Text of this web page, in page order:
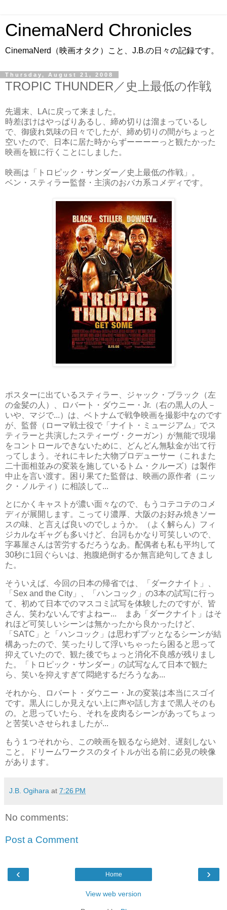
CinemaNerd Chronicles
CinemaNerd（映画オタク）こと、J.B.の日々の記録です。
Thursday, August 21, 2008
TROPIC THUNDER／史上最低の作戦
先週末、LAに戻って来ました。
時差ぼけはやっぱりあるし、締め切りは溜まっているし
で、御疲れ気味の日々でしたが、締め切りの間がちょっと
空いたので、日本に居た時からずーーーーっと観たかった
映画を観に行くことにしました。
映画は「トロピック・サンダー／史上最低の作戦」。
ベン・スティラー監督・主演のおバカ系コメディです。
ポスターに出ているスティラー、ジャック・ブラック（左
の金髪の人）、ロバート・ダウニー・Jr.（右の黒人の人－
いや、マジで...）は、ベトナムで戦争映画を撮影中なのです
が、監督（ローマ戦士役で「ナイト・ミュージアム」でス
ティラーと共演したスティーヴ・クーガン）が無能で現場
をコントロールできないために、どんどん無駄金が出て行
ってしまう。それにキレた大物プロデューサー（これまた
二十面相並みの変装を施しているトム・クルーズ）は製作
中止を言い渡す。困り果てた監督は、映画の原作者（ニッ
ク・ノルティ）に相談して...
とにかくキャストが濃い面々なので、もうコテコテのコメ
ディが展開します。こってり濃厚、大阪のお好み焼きソー
スの味、と言えば良いのでしょうか。（よく解らん）フィ
ジカルなギャグも多いけど、台詞もかなり可笑しいので、
字幕屋さんは苦労するだろうなあ。配偶者も私も平均して
30秒に1回ぐらいは、抱腹絶倒するか無言絶句してきまし
た。
そういえば、今回の日本の帰省では、「ダークナイト」、
「Sex and the City」、「ハンコック」の3本の試写に行っ
て、初めて日本でのマスコミ試写を体験したのですが、皆
さん、笑わないんですよねー... まあ「ダークナイト」はそ
れほど可笑しいシーンは無かったから良かったけど、
「SATC」と「ハンコック」は思わずプッとなるシーンが結
構あったので、笑ったりして浮いちゃったら困ると思って
抑えていたので、観た後でちょっと消化不良感が残りまし
た。「トロピック・サンダー」の試写なんて日本で観た
ら、笑いを抑えすぎて悶絶するだろうなあ...
それから、ロバート・ダウニー・Jr.の変装は本当にスゴイ
です。黒人にしか見えない上に声や話し方まで黒人そのも
の。と思っていたら、それを皮肉るシーンがあってちょっ
と苦笑いさせられましたが...
もう１つそれから、この映画を観るなら絶対、遅刻しない
こと。ドリームワークスのタイトルが出る前に必見の映像
があります。
J.B. Ogihara at 7:26 PM
No comments:
Post a Comment
‹ ›
Home
View web version